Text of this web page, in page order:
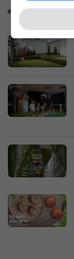
Promo